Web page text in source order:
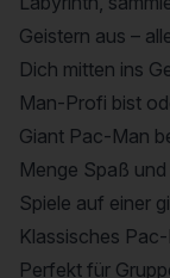
Geistern aus –
Dich mitten ins
Man-Profi bist
Giant Pac-Man
Menge Spaß
Spiele auf einer
Klassisches
Perfekt für